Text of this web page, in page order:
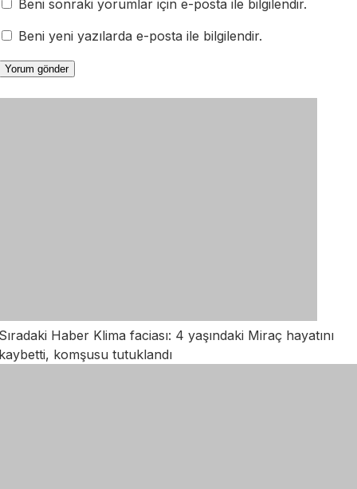
Beni sonraki yorumlar için e-posta ile bilgilendir.
Beni yeni yazılarda e-posta ile bilgilendir.
Haber Klima faciası: 4 yaşındaki Miraç hayatını
komşusu tutuklandı